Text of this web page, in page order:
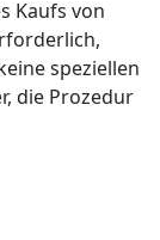
Kaufs von
speziellen
die Prozedur